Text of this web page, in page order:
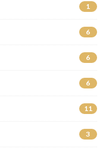
1
6
6
6
11
3